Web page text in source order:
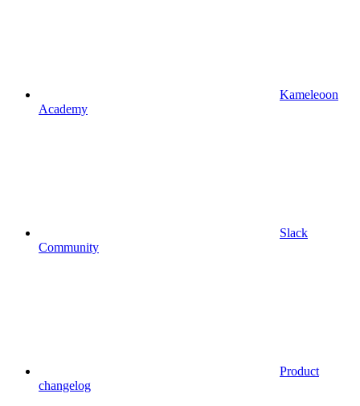
Kameleoon
Academy
Slack
Community
Product
changelog